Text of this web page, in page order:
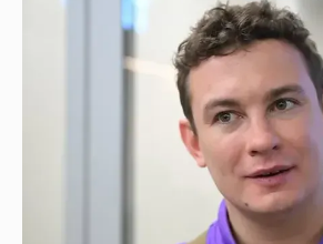
Никита Кологривый